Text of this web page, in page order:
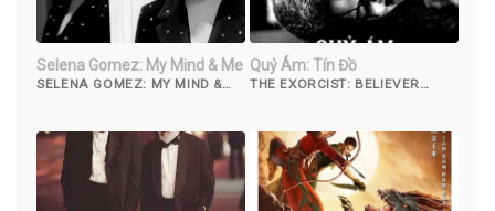
Selena Gomez: My Mind & Me
SELENA GOMEZ: MY MIND &
Quỷ Ám: Tín Đồ
THE EXORCIST: BELIEVER